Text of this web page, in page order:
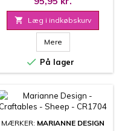
 Læg i indkøbskurv
Mere
 På lager
MÆRKER: MARIANNE DESIGN